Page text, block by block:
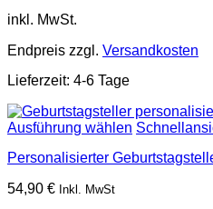
inkl. MwSt.
Endpreis zzgl. Versandkosten
Lieferzeit: 4-6 Tage
Ausführung wählen
Personalisierter
54,90 € Inkl. MwSt